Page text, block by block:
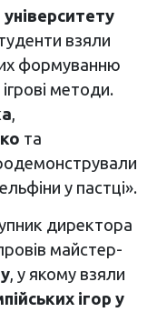
взяли
формуванню
методи.
та
у пастці».
директора
майстер-
, у якому взяли
ігор у